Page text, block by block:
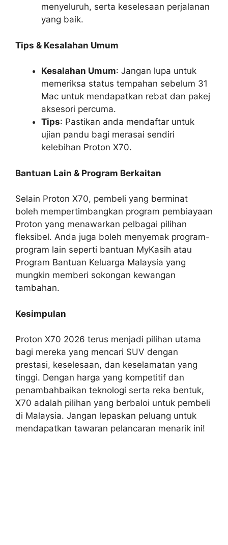
menyeluruh, serta keselesaan perjalanan
yang baik.
Tips & Kesalahan Umum
Kesalahan Umum: Jangan lupa untuk
memeriksa status tempahan sebelum 31
Mac untuk mendapatkan rebat dan pakej
aksesori percuma.
Tips: Pastikan anda mendaftar untuk
ujian pandu bagi merasai sendiri
kelebihan Proton X70.
Bantuan Lain & Program Berkaitan
Selain Proton X70, pembeli yang berminat
boleh mempertimbangkan program pembiayaan
Proton yang menawarkan pelbagai pilihan
fleksibel. Anda juga boleh menyemak program-
program lain seperti bantuan MyKasih atau
Program Bantuan Keluarga Malaysia yang
mungkin memberi sokongan kewangan
tambahan.
Kesimpulan
Proton X70 2026 terus menjadi pilihan utama
bagi mereka yang mencari SUV dengan
prestasi, keselesaan, dan keselamatan yang
tinggi. Dengan harga yang kompetitif dan
penambahbaikan teknologi serta reka bentuk,
X70 adalah pilihan yang berbaloi untuk pembeli
di Malaysia. Jangan lepaskan peluang untuk
mendapatkan tawaran pelancaran menarik ini!